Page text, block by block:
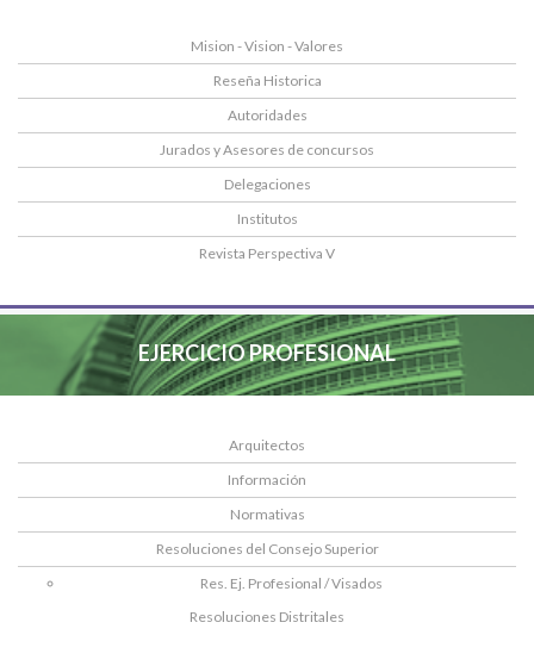
Mision - Vision - Valores
Reseña Historica
Autoridades
Jurados y Asesores de concursos
Delegaciones
Institutos
Revista Perspectiva V
EJERCICIO PROFESIONAL
Arquitectos
Información
Normativas
Resoluciones del Consejo Superior
Res. Ej. Profesional / Visados
Resoluciones Distritales